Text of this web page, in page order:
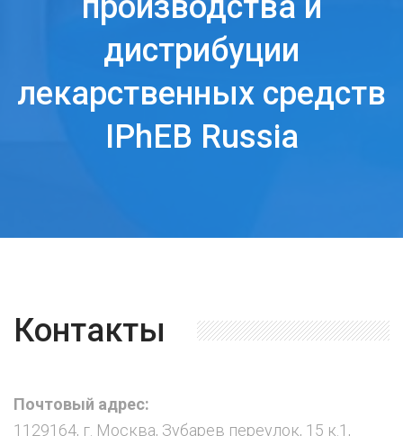
производства и
дистрибуции
лекарственных средств
IPhEB Russia
Контакты
Почтовый адрес:
1129164, г. Москва, Зубарев переулок, 15 к.1,